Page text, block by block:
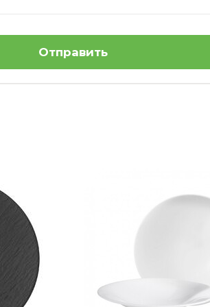
Отправить
Тарелка для пасты 23 см белая
Seltmann Weiden
Нет в наличии